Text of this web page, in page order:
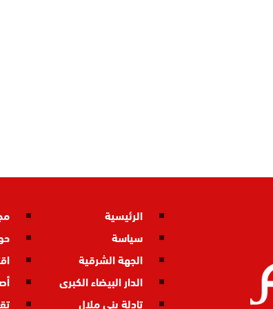
الرئيسية
سياسة
الجهة الشرقية
الدار البيضاء الكبرى
تادلة بني ملال